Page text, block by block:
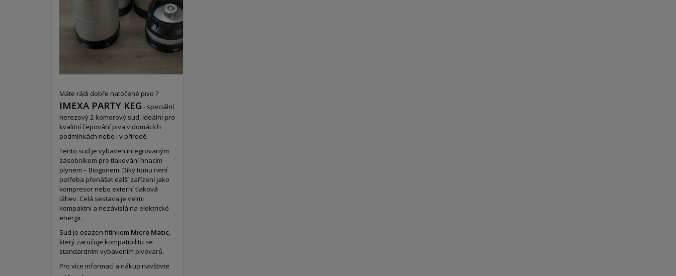
Máte rádi dobře natočené pivo ?
IMEXA PARTY KEG - speciální
nerezový 2-komorový sud, ideální pro
kvalitní čepování piva v domácích
podmínkách nebo i v přírodě.
Tento sud je vybaven integrovaným
zásobníkem pro tlakování hnacím
plynem – Biogonem. Díky tomu není
potřeba přenášet další zařízení jako
kompresor nebo externí tlaková
láhev. Celá sestava je velmi
kompaktní a nezávislá na elektrické
energii.
Sud je osazen fitinkem Micro Matic,
který zaručuje kompatibilitu se
standardním vybavením pivovarů.
Pro více informací a nákup navštivte